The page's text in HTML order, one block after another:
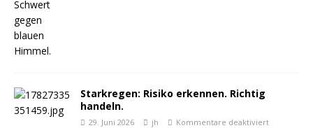
Starkregen: Risiko erkennen. Richtig
handeln.
29. Juni 2026 jh Kommentare deaktiviert